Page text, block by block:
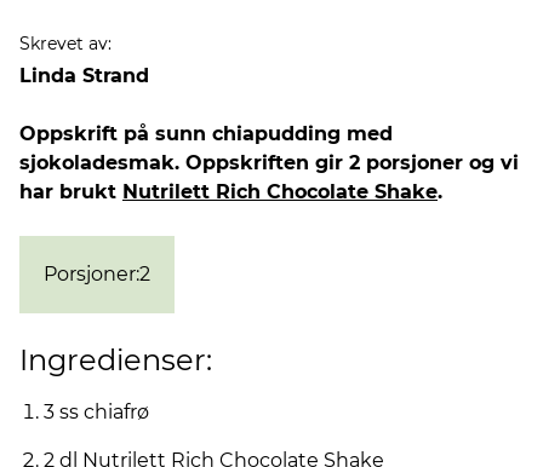
Skrevet av:
Linda Strand
Oppskrift på sunn chiapudding med
sjokoladesmak. Oppskriften gir 2 porsjoner og vi
har brukt Nutrilett Rich Chocolate Shake.
Porsjoner:2
Ingredienser:
3 ss chiafrø
2 dl Nutrilett Rich Chocolate Shake